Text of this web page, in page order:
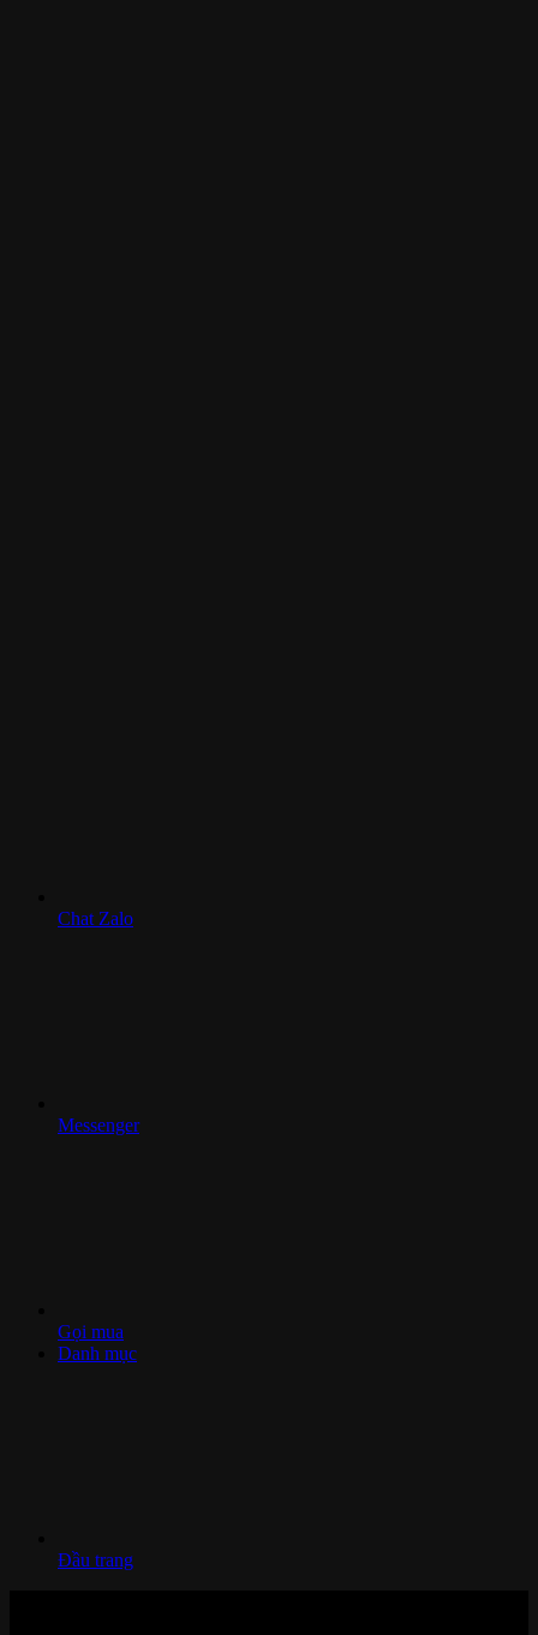
Chat Zalo
Messenger
Gọi mua
Danh mục
Đầu trang